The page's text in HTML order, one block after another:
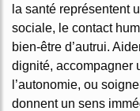
la santé représentent
sociale, le contact
bien-être d’autrui.
dignité, accompagner
l’autonomie, ou
donnent un sens